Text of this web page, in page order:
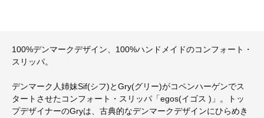
100%デンマークデザイン、100%ハンドメイドのコンフォート・
スリッパ。
デンマーク人姉妹Sif(シフ)とGry(グリー)がコペンハーゲンでス
タートさせたコンフォート・スリッパ「egos(イゴス )」。トッ
プデザイナーのGryは、古典的なデンマークデザインにひらめき